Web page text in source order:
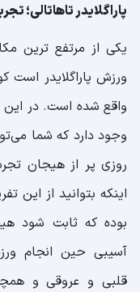
پاراگلایدر تاهاتالی؛
یکی از مرتفع ترین
ورزش پاراگلایدر است
واقع شده است. در این
وجود دارد که شما
روزی پر از هیجان
اینکه بتوانید از این
بوده که ثابت شود
آسیبی حین انجام
قلبی و عروقی و